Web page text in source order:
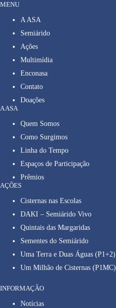
MENU
A ASA
Semiárido
Ações
Multimídia
Enconasa
Contato
Doações
A ASA
Quem Somos
Como Surgimos
Linha do Tempo
Espaços de Participação
Prêmios
AÇÕES
Cisternas nas Escolas
DAKI – Semiárido Vivo
Quintais das Margaridas
Sementes do Semiárido
Uma Terra e Duas Águas (P1+2)
Um Milhão de Cisternas (P1MC)
INFORMAÇÃO
Notícias